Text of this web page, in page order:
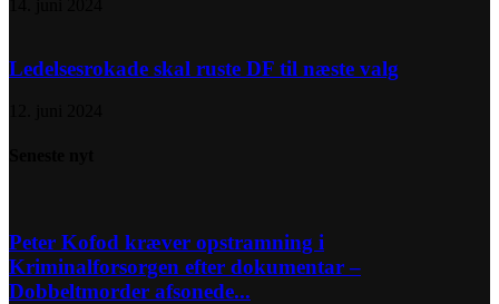
Ledelsesrokade skal ruste DF til næste valg
Peter Kofod kræver opstramning i
Kriminalforsorgen efter dokumentar –
Dobbeltmorder afsonede...